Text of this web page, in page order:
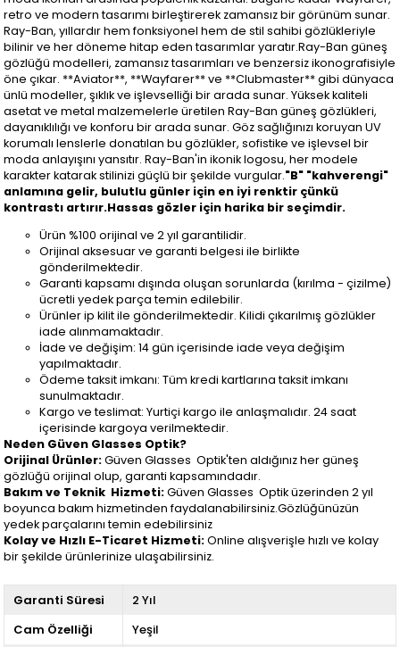
retro ve modern tasarımı birleştirerek zamansız bir görünüm sunar.
Ray-Ban, yıllardır hem fonksiyonel hem de stil sahibi gözlükleriyle
bilinir ve her döneme hitap eden tasarımlar yaratır.Ray-Ban güneş
gözlüğü modelleri, zamansız tasarımları ve benzersiz ikonografisiyle
öne çıkar. **Aviator**, **Wayfarer** ve **Clubmaster** gibi dünyaca
ünlü modeller, şıklık ve işlevselliği bir arada sunar. Yüksek kaliteli
asetat ve metal malzemelerle üretilen Ray-Ban güneş gözlükleri,
dayanıklılığı ve konforu bir arada sunar. Göz sağlığınızı koruyan UV
korumalı lenslerle donatılan bu gözlükler, sofistike ve işlevsel bir
moda anlayışını yansıtır. Ray-Ban'in ikonik logosu, her modele
karakter katarak stilinizi güçlü bir şekilde vurgular."B" "kahverengi"
anlamına gelir, bulutlu günler için en iyi renktir çünkü
kontrastı artırır.Hassas gözler için harika bir seçimdir.
Ürün %100 orijinal ve 2 yıl garantilidir.
Orijinal aksesuar ve garanti belgesi ile birlikte
gönderilmektedir.
Garanti kapsamı dışında oluşan sorunlarda (kırılma - çizilme)
ücretli yedek parça temin edilebilir.
Ürünler ip kilit ile gönderilmektedir. Kilidi çıkarılmış gözlükler
iade alınmamaktadır.
İade ve değişim: 14 gün içerisinde iade veya değişim
yapılmaktadır.
Ödeme taksit imkanı: Tüm kredi kartlarına taksit imkanı
sunulmaktadır.
Kargo ve teslimat: Yurtiçi kargo ile anlaşmalıdır. 24 saat
içerisinde kargoya verilmektedir.
Neden Güven Glasses Optik?
Orijinal Ürünler:Güven Glasses Optik'ten aldığınız her güneş
gözlüğü orijinal olup, garanti kapsamındadır.
Bakım ve Teknik Hizmeti:Güven Glasses Optik üzerinden 2 yıl
boyunca bakım hizmetinden faydalanabilirsiniz.Gözlüğünüzün
yedek parçalarını temin edebilirsiniz
Kolay ve Hızlı E-Ticaret Hizmeti:Online alışverişle hızlı ve kolay
bir şekilde ürünlerinize ulaşabilirsiniz.
Garanti Süresi
2 Yıl
Cam Özelliği
Yeşil